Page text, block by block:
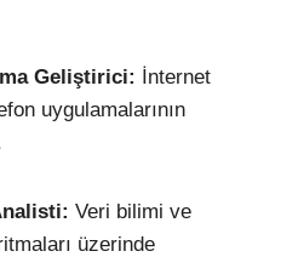
Geliştirici: İnternet
uygulamalarının
Veri bilimi ve
üzerinde